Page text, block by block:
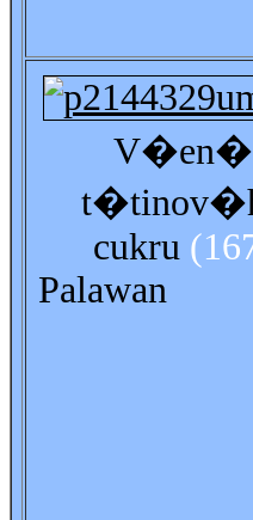
V�en�
cukru
Palawan